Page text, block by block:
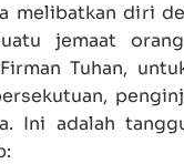
melibatkan diri
jemaat
Tuhan,
Ini adalah